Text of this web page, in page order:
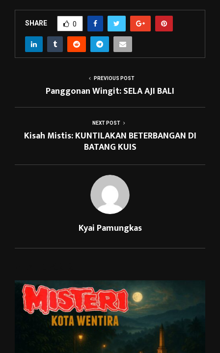
SHARE 0
PREVIOUS POST
Panggonan Wingit: SELA AJI BALI
NEXT POST
Kisah Mistis: KUNTILAKAN BETERBANGAN DI
BATANG KUIS
Kyai Pamungkas